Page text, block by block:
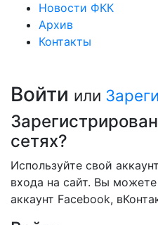
Новости ФКК
Архив
Контакты
Войти или
сетях?
Используйте свой
входа на сайт. Вы
аккаунт Facebook,